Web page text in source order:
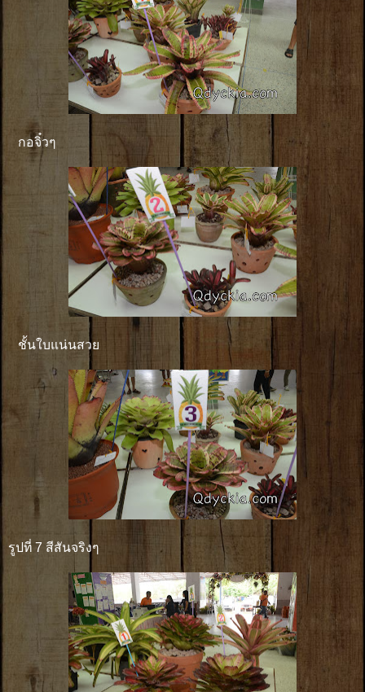
กอจิ๋วๆ
ชั้นใบแน่นสวย
รูปที่ 7 สีสันจริงๆ